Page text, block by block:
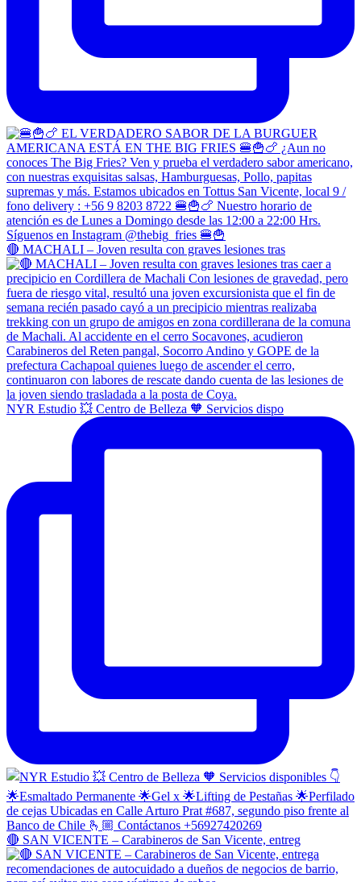
🔴 MACHALI – Joven resulta con graves lesiones tras
NYR Estudio 💥 Centro de Belleza 🧡 Servicios dispo
🔴 SAN VICENTE – Carabineros de San Vicente, entreg